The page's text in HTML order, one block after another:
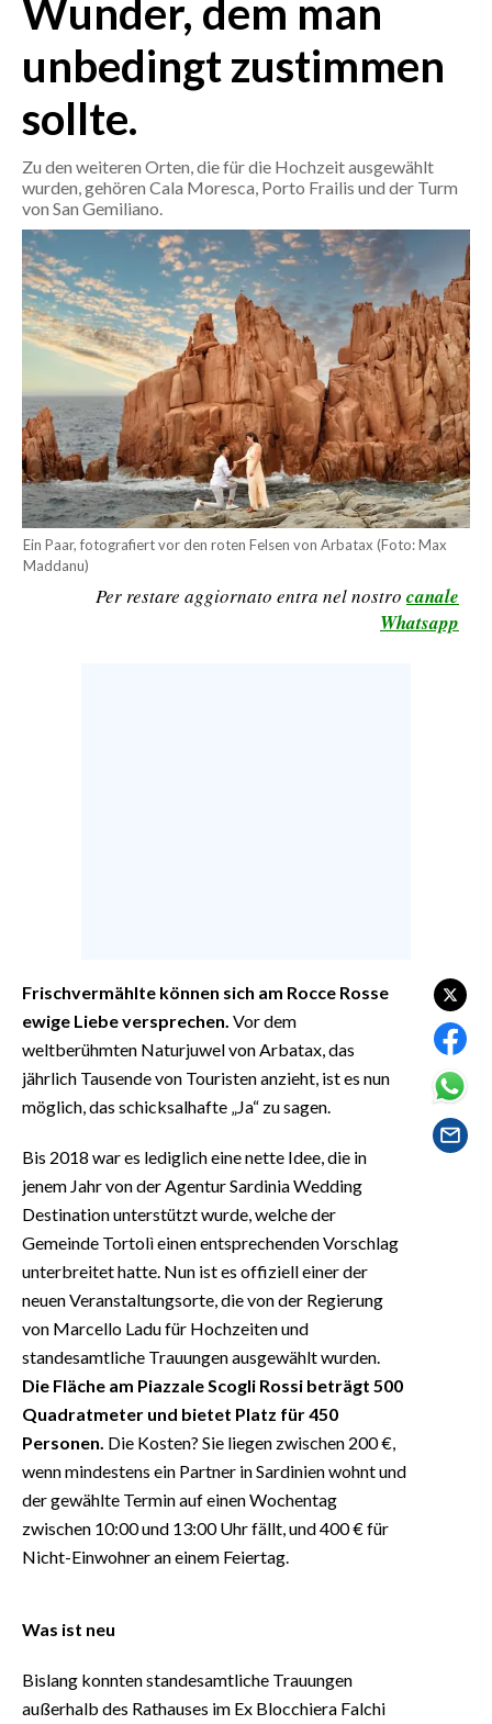
CRONACA
ITALIA
MONDO
POLITICA
SERVIZI ALLE IMPRESE
LAVORO
BANDI
SPORT IN SARDEGNA
SPORT
RISULTATI E CLASSIFICHE
CALCIO
CALCIO REGIONALE
EVENTI
#CARAUNIONE
INSULARITÀ
FOTO
ABBONATI
ANNUNCI
NECROLOGI
PUBBLICITÀ
SPIAGGE
Wunder, dem man
unbedingt zustimmen
sollte.
Zu den weiteren Orten, die für die Hochzeit ausgewählt
wurden, gehören Cala Moresca, Porto Frailis und der Turm
von San Gemiliano.
Ein Paar, fotografiert vor den roten Felsen von Arbatax (Foto: Max
Maddanu)
Per restare aggiornato entra nel nostro canale
Whatsapp
Frischvermählte können sich am Rocce Rosse
ewige Liebe versprechen. Vor dem
weltberühmten Naturjuwel von Arbatax, das
jährlich Tausende von Touristen anzieht, ist es nun
möglich, das schicksalhafte „Ja“ zu sagen.
Bis 2018 war es lediglich eine nette Idee, die in
jenem Jahr von der Agentur Sardinia Wedding
Destination unterstützt wurde, welche der
Gemeinde Tortolì einen entsprechenden Vorschlag
unterbreitet hatte. Nun ist es offiziell einer der
neuen Veranstaltungsorte, die von der Regierung
von Marcello Ladu für Hochzeiten und
standesamtliche Trauungen ausgewählt wurden.
Die Fläche am Piazzale Scogli Rossi beträgt 500
Quadratmeter und bietet Platz für 450
Personen. Die Kosten? Sie liegen zwischen 200 €,
wenn mindestens ein Partner in Sardinien wohnt und
der gewählte Termin auf einen Wochentag
zwischen 10:00 und 13:00 Uhr fällt, und 400 € für
Nicht-Einwohner an einem Feiertag.
Was ist neu
Bislang konnten standesamtliche Trauungen
außerhalb des Rathauses im Ex Blocchiera Falchi